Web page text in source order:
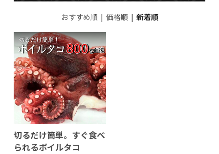
おすすめ順 | 価格順 | 新着順
切るだけ簡単。すぐ食べ
られるボイルタコ